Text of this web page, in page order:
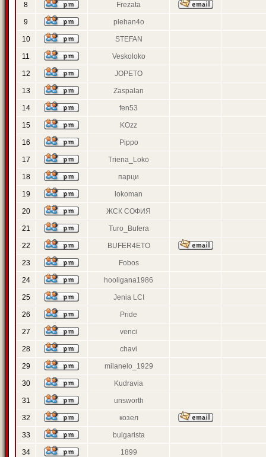
8 Frezata
9 plehan4o
10 STEFAN
11 Veskoloko
12 JOPETO
13 Zaspalan
14 fen53
15 KOzz
16 Pippo
17 Triena_Loko
18 парци
19 lokoman
20 ЖСК СОФИЯ
21 Turo_Bufera
22 BUFER4ETO
23 Fobos
24 hooligana1986
25 Jenia LCI
26 Pride
27 venci
28 chavi
29 milanelo_1929
30 Kudravia
31 unsworth
32 козел
33 bulgarista
34 1899